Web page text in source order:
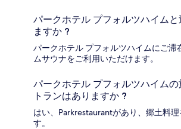
パークホテル プフォルツハイム
ますか ?
パークホテル プフォルツハイムにご滞
ムサウナをご利用いただけます。
パークホテル プフォルツハイム
トランはありますか ?
はい、Parkrestaurantがあり、郷土料
す。